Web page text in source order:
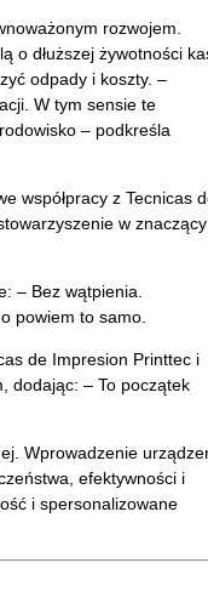
żonym rozwojem.
o dłuższej żywotności
odpady i koszty. –
W tym sensie te
– podkreśla
współpracy z Tecnicas
w znaczący
– Bez wątpienia.
powiem to samo.
de Impresion Printtec i
dodając: – To początek
Wprowadzenie
efektywności i
i spersonalizowane